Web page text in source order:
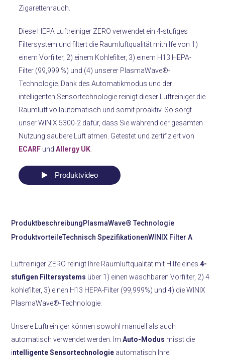
Zigarettenrauch.
Diese HEPA Luftreiniger ZERO verwendet ein 4-stufiges
Filtersystem und filtert die Raumluftqualität mithilfe von 1)
einem Vorfilter, 2) einem Kohlefilter, 3) einem H13 HEPA-
Filter (99,999 %) und (4) unserer PlasmaWave®-
Technologie. Dank des Automatikmodus und der
intelligenten Sensortechnologie reinigt dieser Luftreiniger die
Raumluft vollautomatisch und somit proaktiv. So sorgt
unser WINIX 5300-2 dafür, dass Sie während der gesamten
Nutzung saubere Luft atmen. Getestet und zertifiziert von
ECARF undAllergy UK
Produktvideo
ProduktbeschreibungPlasmaWave® Technologie
ProduktvorteileTechnisch SpezifikationenWINIX Filter A
Luftreiniger ZERO reinigt Ihre Raumluftqualität mit Hilfe eines4-
stufigen Filtersystems über 1) einen waschbaren Vorfilter, 2) 4
kohlefilter, 3) einen H13 HEPA-Filter (99,999%) und 4) die WINIX
PlasmaWave®-Technologie.
Unsere Luftreiniger können sowohl manuell als auch
automatisch verwendet werden. ImAuto-Modus misst die
intelligente Sensortechnologie automatisch Ihre